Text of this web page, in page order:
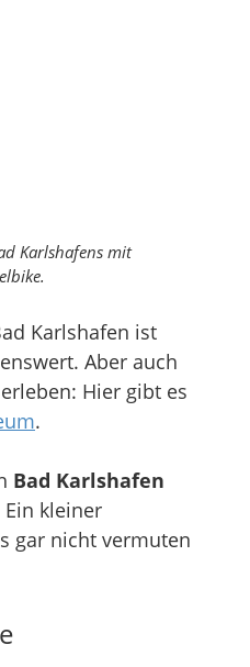
Karlshafens mit
Karlshafen ist
Aber auch
Hier gibt es
.
Bad Karlshafen
Ein kleiner
gar nicht vermuten